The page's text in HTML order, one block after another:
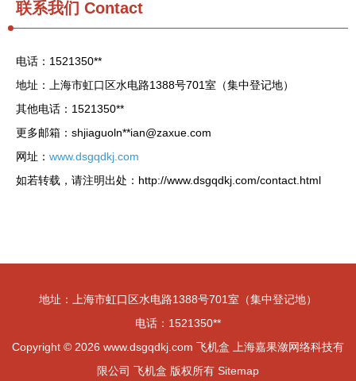
联系我们 Contact
电话：1521350**
地址：上海市虹口区水电路1388号701室（集中登记地）
其他电话：1521350**
更多邮箱：shjiaguoln**ian@zaxue.com
网址： www.dsgqdkj.com
如若转载，请注明出处：http://www.dsgqdkj.com/contact.html
地址：上海市虹口区水电路1388号701室（集中登记地）
电话：1521350**
Copyright © 2026 www.dsgqdkj.com 飞机盒
上海嘉果潋网络科技有
限公司 飞机盒 版权所有 Sitemap